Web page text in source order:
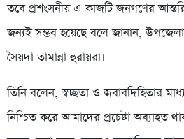
তবে প্রশংসনীয় এ কাজটি জনগণের
জন্যই সম্ভব হয়েছে বলে জানান,
সৈয়দা তামান্না হুরায়রা।
তিনি বলেন, স্বচ্ছতা ও জবাবদিহিতার
নিশ্চিত করে আমাদের প্রচেষ্টা অব্যাহত